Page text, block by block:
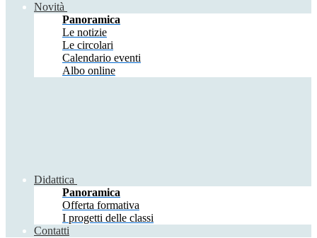
Novità
Panoramica
Le notizie
Le circolari
Calendario eventi
Albo online
Didattica
Panoramica
Offerta formativa
I progetti delle classi
Contatti